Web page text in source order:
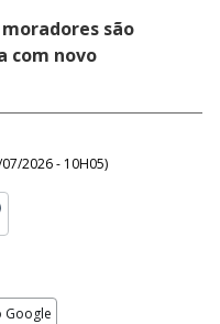
são
com novo
2026 - 10H05)
Google